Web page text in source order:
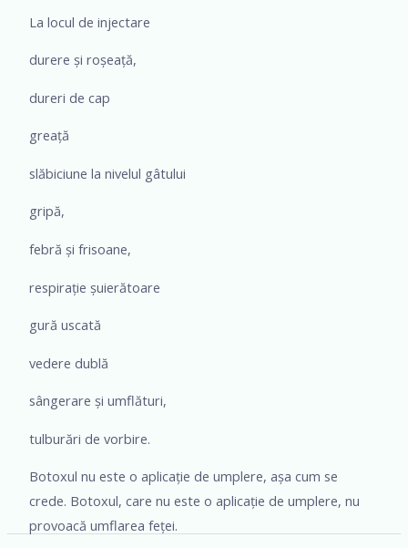
La locul de injectare
durere și roșeață,
dureri de cap
greață
slăbiciune la nivelul gâtului
gripă,
febră și frisoane,
respirație șuierătoare
gură uscată
vedere dublă
sângerare și umflături,
tulburări de vorbire.
Botoxul nu este o aplicație de umplere, așa cum se
crede. Botoxul, care nu este o aplicație de umplere, nu
provoacă umflarea feței.